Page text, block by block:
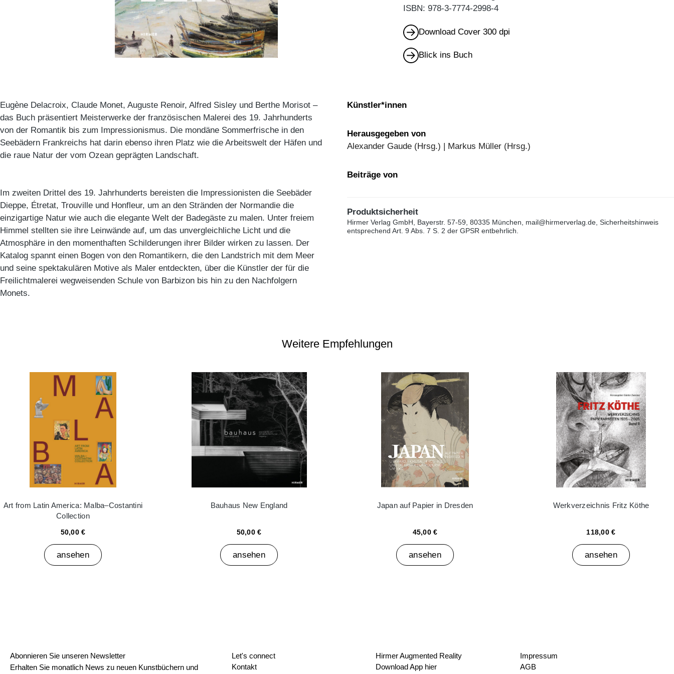
ISBN: 978-3-7774-2998-4
Download Cover 300 dpi
Blick ins Buch
Eugène Delacroix, Claude Monet, Auguste Renoir, Alfred Sisley und Berthe Morisot –
das Buch präsentiert Meisterwerke der französischen Malerei des 19. Jahrhunderts
von der Romantik bis zum Impressionismus. Die mondäne Sommerfrische in den
Seebädern Frankreichs hat darin ebenso ihren Platz wie die Arbeitswelt der Häfen und
die raue Natur der vom Ozean geprägten Landschaft.
Im zweiten Drittel des 19. Jahrhunderts bereisten die Impressionisten die Seebäder
Dieppe, Étretat, Trouville und Honfleur, um an den Stränden der Normandie die
einzigartige Natur wie auch die elegante Welt der Badegäste zu malen. Unter freiem
Himmel stellten sie ihre Leinwände auf, um das unvergleichliche Licht und die
Atmosphäre in den momenthaften Schilderungen ihrer Bilder wirken zu lassen. Der
Katalog spannt einen Bogen von den Romantikern, die den Landstrich mit dem Meer
und seine spektakulären Motive als Maler entdeckten, über die Künstler der für die
Freilichtmalerei wegweisenden Schule von Barbizon bis hin zu den Nachfolgern
Monets.
Künstler*innen
Herausgegeben von
Alexander Gaude (Hrsg.) | Markus Müller (Hrsg.)
Beiträge von
Produktsicherheit
Hirmer Verlag GmbH, Bayerstr. 57-59, 80335 München, mail@hirmerverlag.de, Sicherheitshinweis
entsprechend Art. 9 Abs. 7 S. 2 der GPSR entbehrlich.
Weitere Empfehlungen
Art from Latin America: Malba–Costantini
Collection
50,00 €
ansehen
Bauhaus New England
50,00 €
ansehen
Japan auf Papier in Dresden
45,00 €
ansehen
Werkverzeichnis Fritz Köthe
118,00 €
ansehen
Abonnieren Sie unseren Newsletter
Erhalten Sie monatlich News zu neuen Kunstbüchern und
Let's connect
Kontakt
Hirmer Augmented Reality
Download App hier
Impressum
AGB